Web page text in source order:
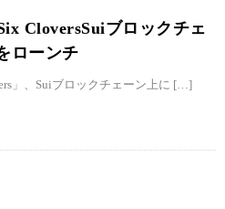
CloversSuiブロックチェ
ローンチ
」、Suiブロックチェーン上に […]